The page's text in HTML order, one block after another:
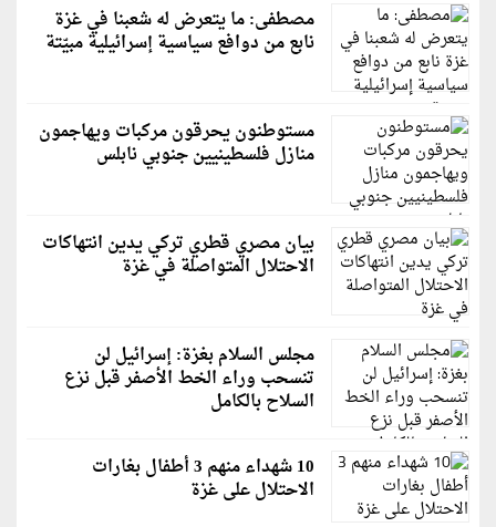
مصطفى: ما يتعرض له شعبنا في غزة
نابع من دوافع سياسية إسرائيلية مبيّتة
مستوطنون يحرقون مركبات ويهاجمون
منازل فلسطينيين جنوبي نابلس
بيان مصري قطري تركي يدين انتهاكات
الاحتلال المتواصلة في غزة
مجلس السلام بغزة: إسرائيل لن
تنسحب وراء الخط الأصفر قبل نزع
السلاح بالكامل
10 شهداء منهم 3 أطفال بغارات
الاحتلال على غزة